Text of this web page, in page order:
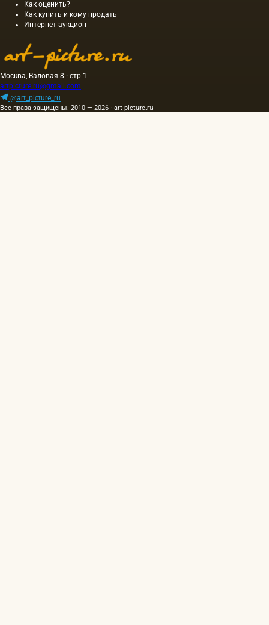
Как оценить?
Как купить и кому продать
Интернет-аукцион
Москва, Валовая 8 · стр.1
artpicture.ru@gmail.com
@art_picture_ru
Все права защищены. 2010 — 2026 · art-picture.ru